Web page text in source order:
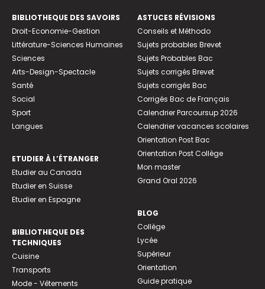
BIBLIOTHEQUE DES SAVOIRS
Droit-Economie-Gestion
Littérature-Sciences Humaines
Sciences
Arts-Design-Spectacle
Santé
Social
Sport
Langues
ETUDIER À L’ÉTRANGER
Etudier au Canada
Etudier en Suisse
Etudier en Espagne
BIBLIOTHEQUE DES
TECHNIQUES
Cuisine
Transports
Mode - Vêtements
ASTUCES RÉVISIONS
Conseils et Méthodo
Sujets probables Brevet
Sujets Probables Bac
Sujets corrigés Brevet
Sujets corrigés Bac
Corrigés Bac de Français
Calendrier Parcoursup 2026
Calendrier vacances scolaires
Orientation Post Bac
Orientation Post Collège
Mon master
Grand Oral 2026
BLOG
Collège
Lycée
Supérieur
Orientation
Guide pratique